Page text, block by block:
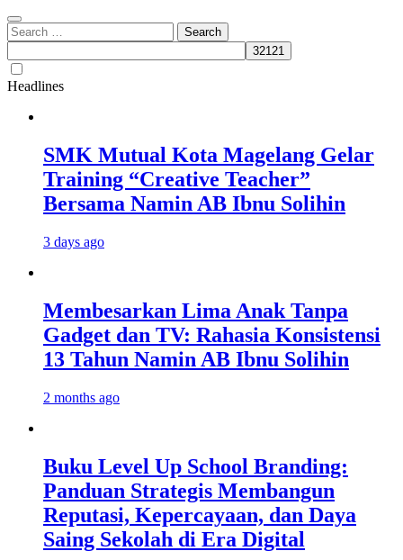
Search
for:
Headlines
SMK Mutual Kota Magelang Gelar
Training “Creative Teacher”
Bersama Namin AB Ibnu Solihin
3 days ago
Membesarkan Lima Anak Tanpa
Gadget dan TV: Rahasia Konsistensi
13 Tahun Namin AB Ibnu Solihin
2 months ago
Buku Level Up School Branding:
Panduan Strategis Membangun
Reputasi, Kepercayaan, dan Daya
Saing Sekolah di Era Digital